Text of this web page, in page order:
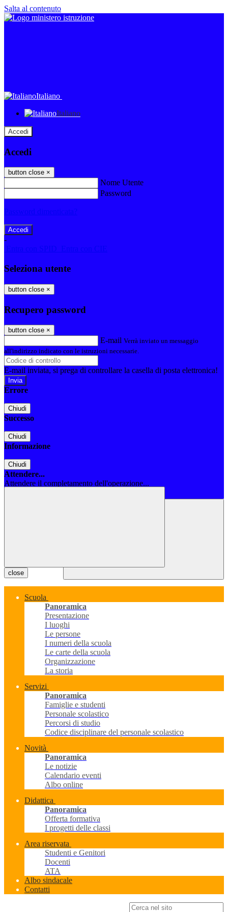
Salta al contenuto
Italiano
Italiano
Accedi
Accedi
button close ×
Nome Utente
Password
Password dimenticata?
-
Entra con SPID
Entra con CIE
Seleziona utente
button close ×
Recupero password
button close ×
E-mail Verrà inviato un messaggio
all'indirizzo indicato con le istruzioni necessarie.
E-mail inviata, si prega di controllare la casella di posta elettronica!
Errore
Chiudi
Successo
Chiudi
Informazione
Chiudi
Attendere...
Attendere il completamento dell'operazione...
close
Scuola
Panoramica
Presentazione
I luoghi
Le persone
I numeri della scuola
Le carte della scuola
Organizzazione
La storia
Servizi
Panoramica
Famiglie e studenti
Personale scolastico
Percorsi di studio
Codice disciplinare del personale scolastico
Novità
Panoramica
Le notizie
Calendario eventi
Albo online
Didattica
Panoramica
Offerta formativa
I progetti delle classi
Area riservata
Studenti e Genitori
Docenti
ATA
Albo sindacale
Contatti